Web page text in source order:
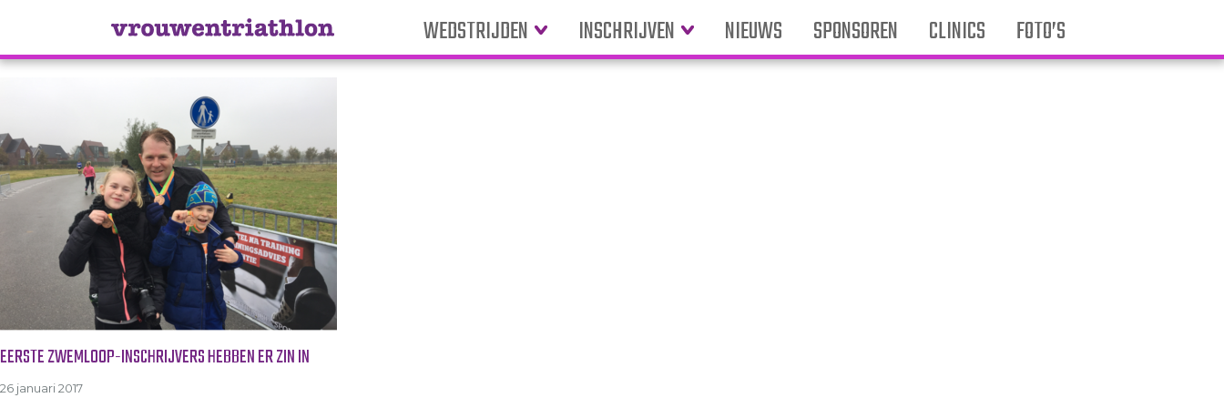
WEDSTRIJDEN INSCHRIJVEN NIEUWS SPONSOREN CLINICS FOTO’S
Tag Archive: hellas
EERSTE ZWEMLOOP-INSCHRIJVERS HEBBEN ER ZIN IN
26 januari 2017